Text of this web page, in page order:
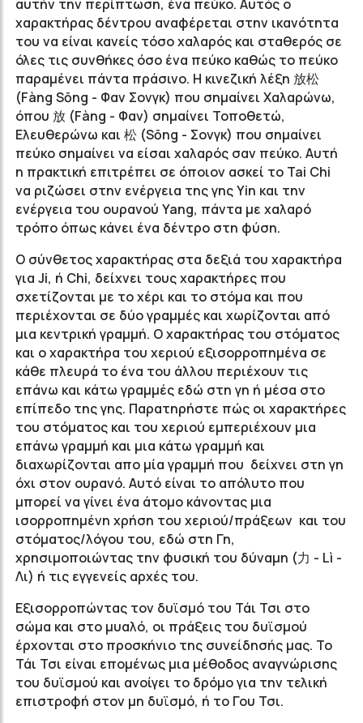
αυτήν την περίπτωση, ένα πεύκο. Αυτός ο
χαρακτήρας δέντρου αναφέρεται στην ικανότητα
του να είναι κανείς τόσο χαλαρός και σταθερός σε
όλες τις συνθήκες όσο ένα πεύκο καθώς το πεύκο
παραμένει πάντα πράσινο. Η κινεζική λέξη 放松
(Fàng Sōng - Φαν Σονγκ) που σημαίνει Χαλαρώνω,
όπου 放 (Fàng - Φαν) σημαίνει Τοποθετώ,
Ελευθερώνω και 松 (Sōng - Σονγκ) που σημαίνει
πεύκο σημαίνει να είσαι χαλαρός σαν πεύκο. Αυτή
η πρακτική επιτρέπει σε όποιον ασκεί το Tai Chi
να ριζώσει στην ενέργεια της γης Yin και την
ενέργεια του ουρανού Yang, πάντα με χαλαρό
τρόπο όπως κάνει ένα δέντρο στη φύση.
Ο σύνθετος χαρακτήρας στα δεξιά του χαρακτήρα
για Ji, ή Chi, δείχνει τους χαρακτήρες που
σχετίζονται με το χέρι και το στόμα και που
περιέχονται σε δύο γραμμές και χωρίζονται από
μια κεντρική γραμμή. Ο χαρακτήρας του στόματος
και ο χαρακτήρα του χεριού εξισορροπημένα σε
κάθε πλευρά το ένα του άλλου περιέχουν τις
επάνω και κάτω γραμμές εδώ στη γη ή μέσα στο
επίπεδο της γης. Παρατηρήστε πώς οι χαρακτήρες
του στόματος και του χεριού εμπεριέχουν μια
επάνω γραμμή και μια κάτω γραμμή και
διαχωρίζονται απο μία γραμμή που δείχνει στη γη
όχι στον ουρανό. Αυτό είναι το απόλυτο που
μπορεί να γίνει ένα άτομο κάνοντας μια
ισορροπημένη χρήση του χεριού/πράξεων και του
στόματος/λόγου του, εδώ στη Γη,
χρησιμοποιώντας την φυσική του δύναμη (力 - Lì -
Λι) ή τις εγγενείς αρχές του.
Εξισορροπώντας τον δυϊσμό του Τάι Τσι στο
σώμα και στο μυαλό, οι πράξεις του δυϊσμού
έρχονται στο προσκήνιο της συνείδησής μας. Το
Τάι Τσι είναι επομένως μια μέθοδος αναγνώρισης
του δυϊσμού και ανοίγει το δρόμο για την τελική
επιστροφή στον μη δυϊσμό, ή το Γου Τσι.